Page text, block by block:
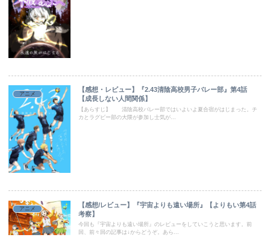
アニメ
【感想・レビュー】『2.43清陰高校男子バレー部』第4話
【成長しない人間関係】
【あらすじ】 清陰高校バレー部ではいよいよ夏合宿がはじまった。チ
カとラグビー部の大隈が参加し士気が...
アニメ
【感想/レビュー】『宇宙よりも遠い場所』【よりもい第4話
考察】
今回も『宇宙よりも遠い場所』のレビューをしていこうと思います。前
回、前々回の記事は↓からどうぞ。あら...